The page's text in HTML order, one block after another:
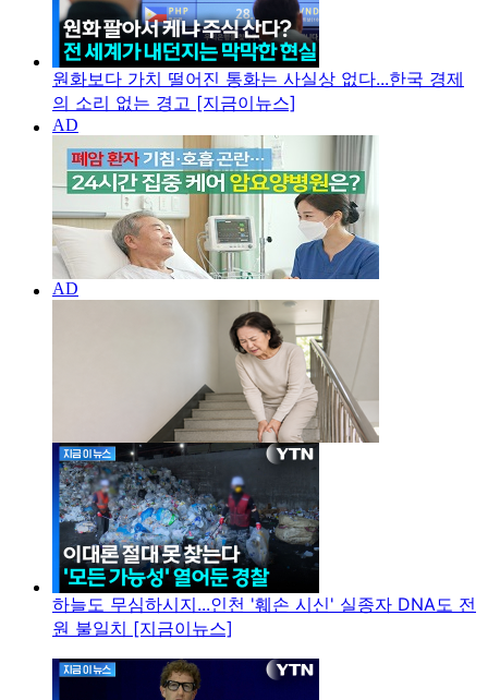
원화보다 가치 떨어진 통화는 사실상 없다...한국 경제
의 소리 없는 경고 [지금이뉴스]
하늘도 무심하시지...인천 '훼손 시신' 실종자 DNA도 전
원 불일치 [지금이뉴스]